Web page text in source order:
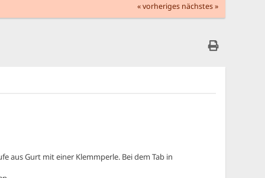
« vorheriges nächstes »
aus Gurt mit einer Klemmperle. Bei dem Tab in